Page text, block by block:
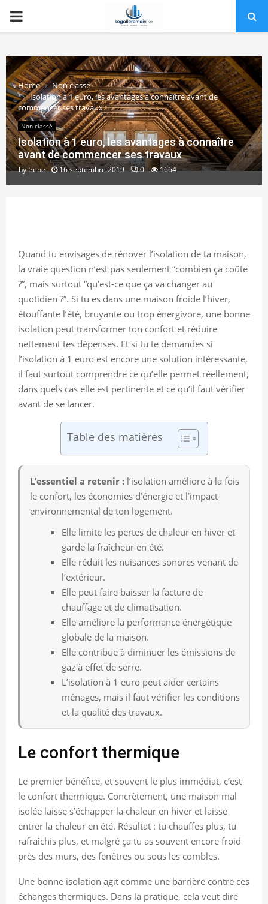
PRIMARY
Home
Non classé
Isolation à 1 euro, les avantages à connaître avant de
commencer ses travaux
Non classé
Isolation à 1 euro, les avantages à connaître
avant de commencer ses travaux
byIrene 16 septembre 2019 0 1664
Quand tu envisages de rénover l’isolation de ta maison,
la vraie question n’est pas seulement “combien ça coûte
?”, mais surtout “qu’est-ce que ça va changer au
quotidien ?”. Si tu es dans une maison froide l’hiver,
étouffante l’été, bruyante ou trop énergivore, une bonne
isolation peut transformer ton confort et réduire
nettement tes dépenses. Et si tu te demandes si
l’isolation à 1 euro est encore une solution intéressante,
il faut surtout comprendre ce qu’elle permet réellement,
dans quels cas elle est pertinente et ce qu’il faut vérifier
avant de se lancer.
Table des matières
L’essentiel a retenir : l’isolation améliore à la fois
le confort, les économies d’énergie et l’impact
environnemental de ton logement.
Elle limite les pertes de chaleur en hiver et
garde la fraîcheur en été.
Elle réduit les nuisances sonores venant de
l’extérieur.
Elle peut faire baisser la facture de
chauffage et de climatisation.
Elle améliore la performance énergétique
globale de la maison.
Elle contribue à diminuer les émissions de
gaz à effet de serre.
L’isolation à 1 euro peut aider certains
ménages, mais il faut vérifier les conditions
et la qualité des travaux.
Le confort thermique
Le premier bénéfice, et souvent le plus immédiat, c’est
le confort thermique. Concrètement, une maison mal
isolée laisse s’échapper la chaleur en hiver et laisse
entrer la chaleur en été. Résultat : tu chauffes plus, tu
rafraîchis plus, et malgré ça tu as souvent encore froid
près des murs, des fenêtres ou sous les combles.
Une bonne isolation agit comme une barrière contre ces
échanges thermiques. Dans la pratique, cela veut dire